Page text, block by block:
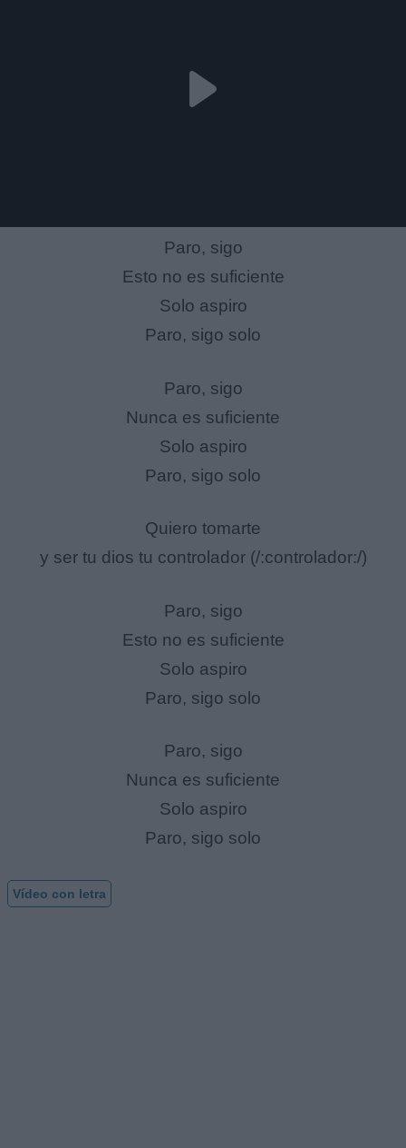
Paro, sigo
Esto no es suficiente
Solo aspiro
Paro, sigo solo
Paro, sigo
Nunca es suficiente
Solo aspiro
Paro, sigo solo
Quiero tomarte
y ser tu dios tu controlador (/:controlador:/)
Paro, sigo
Esto no es suficiente
Solo aspiro
Paro, sigo solo
Paro, sigo
Nunca es suficiente
Solo aspiro
Paro, sigo solo
Vídeo con letra